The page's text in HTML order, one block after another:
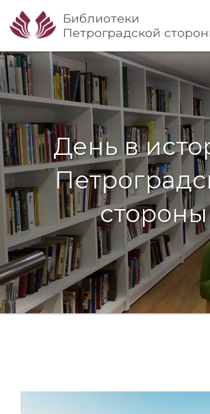
Библиотеки
Петроградской
День в
стороны